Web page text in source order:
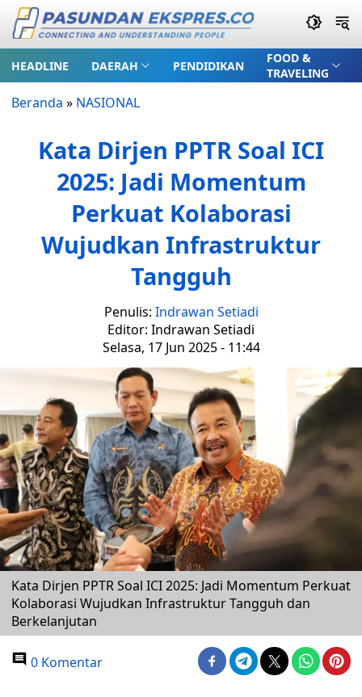
HEADLINE DAERAH PENDIDIKAN
FOOD &
TRAVELING
Beranda » NASIONAL
Kata Dirjen PPTR Soal ICI
2025: Jadi Momentum
Perkuat Kolaborasi
Wujudkan Infrastruktur
Tangguh
Penulis: Indrawan Setiadi
Editor: Indrawan Setiadi
Selasa, 17 Jun 2025 - 11:44
Kata Dirjen PPTR Soal ICI 2025: Jadi Momentum Perkuat
Kolaborasi Wujudkan Infrastruktur Tangguh dan
Berkelanjutan
0 Komentar